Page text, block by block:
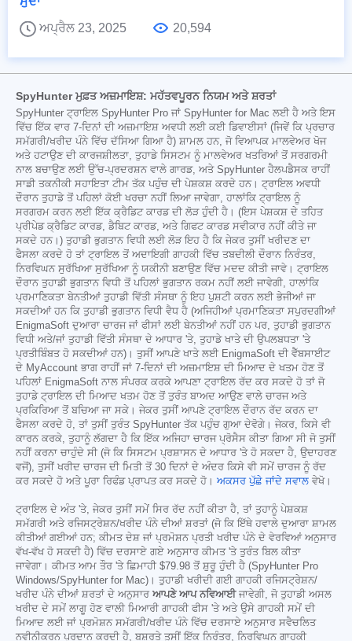
ਅਪ੍ਰੈਲ 23, 2025
20,594
SpyHunter ਮੁਫ਼ਤ ਅਜ਼ਮਾਇਸ਼: ਮਹੱਤਵਪੂਰਨ ਨਿਯਮ ਅਤੇ ਸ਼ਰਤਾਂ
SpyHunter ਟ੍ਰਾਇਲ SpyHunter Pro ਜਾਂ SpyHunter for Mac ਲਈ ਹੈ ਅਤੇ ਇਸ
ਵਿੱਚ ਇੱਕ ਵਾਰ 7-ਦਿਨਾਂ ਦੀ ਅਜ਼ਮਾਇਸ਼ ਅਵਧੀ ਲਈ ਕਈ ਡਿਵਾਈਸਾਂ (ਜਿਵੇਂ ਕਿ ਪ੍ਰਚਾਰ
ਸਮੱਗਰੀ/ਖਰੀਦ ਪੰਨੇ ਵਿੱਚ ਦੱਸਿਆ ਗਿਆ ਹੈ) ਸ਼ਾਮਲ ਹਨ, ਜੋ ਵਿਆਪਕ ਮਾਲਵੇਅਰ ਖੋਜ
ਅਤੇ ਹਟਾਉਣ ਦੀ ਕਾਰਜਸ਼ੀਲਤਾ, ਤੁਹਾਡੇ ਸਿਸਟਮ ਨੂੰ ਮਾਲਵੇਅਰ ਖਤਰਿਆਂ ਤੋਂ ਸਰਗਰਮੀ
ਨਾਲ ਬਚਾਉਣ ਲਈ ਉੱਚ-ਪ੍ਰਦਰਸ਼ਨ ਵਾਲੇ ਗਾਰਡ, ਅਤੇ SpyHunter ਹੈਲਪਡੈਸਕ ਰਾਹੀਂ
ਸਾਡੀ ਤਕਨੀਕੀ ਸਹਾਇਤਾ ਟੀਮ ਤੱਕ ਪਹੁੰਚ ਦੀ ਪੇਸ਼ਕਸ਼ ਕਰਦੇ ਹਨ। ਟ੍ਰਾਇਲ ਅਵਧੀ
ਦੌਰਾਨ ਤੁਹਾਡੇ ਤੋਂ ਪਹਿਲਾਂ ਕੋਈ ਖਰਚਾ ਨਹੀਂ ਲਿਆ ਜਾਵੇਗਾ, ਹਾਲਾਂਕਿ ਟ੍ਰਾਇਲ ਨੂੰ
ਸਰਗਰਮ ਕਰਨ ਲਈ ਇੱਕ ਕ੍ਰੈਡਿਟ ਕਾਰਡ ਦੀ ਲੋੜ ਹੁੰਦੀ ਹੈ। (ਇਸ ਪੇਸ਼ਕਸ਼ ਦੇ ਤਹਿਤ
ਪ੍ਰੀਪੇਡ ਕ੍ਰੈਡਿਟ ਕਾਰਡ, ਡੈਬਿਟ ਕਾਰਡ, ਅਤੇ ਗਿਫਟ ਕਾਰਡ ਸਵੀਕਾਰ ਨਹੀਂ ਕੀਤੇ ਜਾ
ਸਕਦੇ ਹਨ।) ਤੁਹਾਡੀ ਭੁਗਤਾਨ ਵਿਧੀ ਲਈ ਲੋੜ ਇਹ ਹੈ ਕਿ ਜੇਕਰ ਤੁਸੀਂ ਖਰੀਦਣ ਦਾ
ਫੈਸਲਾ ਕਰਦੇ ਹੋ ਤਾਂ ਟ੍ਰਾਇਲ ਤੋਂ ਅਦਾਇਗੀ ਗਾਹਕੀ ਵਿੱਚ ਤਬਦੀਲੀ ਦੌਰਾਨ ਨਿਰੰਤਰ,
ਨਿਰਵਿਘਨ ਸੁਰੱਖਿਆ ਸੁਰੱਖਿਆ ਨੂੰ ਯਕੀਨੀ ਬਣਾਉਣ ਵਿੱਚ ਮਦਦ ਕੀਤੀ ਜਾਵੇ। ਟ੍ਰਾਇਲ
ਦੌਰਾਨ ਤੁਹਾਡੀ ਭੁਗਤਾਨ ਵਿਧੀ ਤੋਂ ਪਹਿਲਾਂ ਭੁਗਤਾਨ ਰਕਮ ਨਹੀਂ ਲਈ ਜਾਵੇਗੀ, ਹਾਲਾਂਕਿ
ਪ੍ਰਮਾਣਿਕਤਾ ਬੇਨਤੀਆਂ ਤੁਹਾਡੀ ਵਿੱਤੀ ਸੰਸਥਾ ਨੂੰ ਇਹ ਪੁਸ਼ਟੀ ਕਰਨ ਲਈ ਭੇਜੀਆਂ ਜਾ
ਸਕਦੀਆਂ ਹਨ ਕਿ ਤੁਹਾਡੀ ਭੁਗਤਾਨ ਵਿਧੀ ਵੈਧ ਹੈ (ਅਜਿਹੀਆਂ ਪ੍ਰਮਾਣਿਕਤਾ ਸਪੁਰਦਗੀਆਂ
EnigmaSoft ਦੁਆਰਾ ਚਾਰਜ ਜਾਂ ਫੀਸਾਂ ਲਈ ਬੇਨਤੀਆਂ ਨਹੀਂ ਹਨ ਪਰ, ਤੁਹਾਡੀ ਭੁਗਤਾਨ
ਵਿਧੀ ਅਤੇ/ਜਾਂ ਤੁਹਾਡੀ ਵਿੱਤੀ ਸੰਸਥਾ ਦੇ ਆਧਾਰ 'ਤੇ, ਤੁਹਾਡੇ ਖਾਤੇ ਦੀ ਉਪਲਬਧਤਾ 'ਤੇ
ਪ੍ਰਤੀਬਿੰਬਤ ਹੋ ਸਕਦੀਆਂ ਹਨ)। ਤੁਸੀਂ ਆਪਣੇ ਖਾਤੇ ਲਈ EnigmaSoft ਦੀ ਵੈੱਬਸਾਈਟ
ਦੇ MyAccount ਭਾਗ ਰਾਹੀਂ ਜਾਂ 7-ਦਿਨਾਂ ਦੀ ਅਜ਼ਮਾਇਸ਼ ਦੀ ਮਿਆਦ ਦੇ ਖਤਮ ਹੋਣ ਤੋਂ
ਪਹਿਲਾਂ EnigmaSoft ਨਾਲ ਸੰਪਰਕ ਕਰਕੇ ਆਪਣਾ ਟ੍ਰਾਇਲ ਰੱਦ ਕਰ ਸਕਦੇ ਹੋ ਤਾਂ ਜੋ
ਤੁਹਾਡੇ ਟ੍ਰਾਇਲ ਦੀ ਮਿਆਦ ਖਤਮ ਹੋਣ ਤੋਂ ਤੁਰੰਤ ਬਾਅਦ ਆਉਣ ਵਾਲੇ ਚਾਰਜ ਅਤੇ
ਪ੍ਰਕਿਰਿਆ ਤੋਂ ਬਚਿਆ ਜਾ ਸਕੇ। ਜੇਕਰ ਤੁਸੀਂ ਆਪਣੇ ਟ੍ਰਾਇਲ ਦੌਰਾਨ ਰੱਦ ਕਰਨ ਦਾ
ਫੈਸਲਾ ਕਰਦੇ ਹੋ, ਤਾਂ ਤੁਸੀਂ ਤੁਰੰਤ SpyHunter ਤੱਕ ਪਹੁੰਚ ਗੁਆ ਦੇਵੋਗੇ। ਜੇਕਰ, ਕਿਸੇ ਵੀ
ਕਾਰਨ ਕਰਕੇ, ਤੁਹਾਨੂੰ ਲੱਗਦਾ ਹੈ ਕਿ ਇੱਕ ਅਜਿਹਾ ਚਾਰਜ ਪ੍ਰੋਸੈਸ ਕੀਤਾ ਗਿਆ ਸੀ ਜੋ ਤੁਸੀਂ
ਨਹੀਂ ਕਰਨਾ ਚਾਹੁੰਦੇ ਸੀ (ਜੋ ਕਿ ਸਿਸਟਮ ਪ੍ਰਸ਼ਾਸਨ ਦੇ ਆਧਾਰ 'ਤੇ ਹੋ ਸਕਦਾ ਹੈ, ਉਦਾਹਰਣ
ਵਜੋਂ), ਤੁਸੀਂ ਖਰੀਦ ਚਾਰਜ ਦੀ ਮਿਤੀ ਤੋਂ 30 ਦਿਨਾਂ ਦੇ ਅੰਦਰ ਕਿਸੇ ਵੀ ਸਮੇਂ ਚਾਰਜ ਨੂੰ ਰੱਦ
ਕਰ ਸਕਦੇ ਹੋ ਅਤੇ ਪੂਰਾ ਰਿਫੰਡ ਪ੍ਰਾਪਤ ਕਰ ਸਕਦੇ ਹੋ। ਅਕਸਰ ਪੁੱਛੇ ਜਾਂਦੇ ਸਵਾਲ ਵੇਖੋ।
ਟ੍ਰਾਇਲ ਦੇ ਅੰਤ 'ਤੇ, ਜੇਕਰ ਤੁਸੀਂ ਸਮੇਂ ਸਿਰ ਰੱਦ ਨਹੀਂ ਕੀਤਾ ਹੈ, ਤਾਂ ਤੁਹਾਨੂੰ ਪੇਸ਼ਕਸ਼
ਸਮੱਗਰੀ ਅਤੇ ਰਜਿਸਟ੍ਰੇਸ਼ਨ/ਖਰੀਦ ਪੰਨੇ ਦੀਆਂ ਸ਼ਰਤਾਂ (ਜੋ ਕਿ ਇੱਥੇ ਹਵਾਲੇ ਦੁਆਰਾ ਸ਼ਾਮਲ
ਕੀਤੀਆਂ ਗਈਆਂ ਹਨ; ਕੀਮਤ ਦੇਸ਼ ਜਾਂ ਪ੍ਰਮੋਸ਼ਨ ਪ੍ਰਤੀ ਖਰੀਦ ਪੰਨੇ ਦੇ ਵੇਰਵਿਆਂ ਅਨੁਸਾਰ
ਵੱਖ-ਵੱਖ ਹੋ ਸਕਦੀ ਹੈ) ਵਿੱਚ ਦਰਸਾਏ ਗਏ ਅਨੁਸਾਰ ਕੀਮਤ 'ਤੇ ਤੁਰੰਤ ਬਿਲ ਕੀਤਾ
ਜਾਵੇਗਾ। ਕੀਮਤ ਆਮ ਤੌਰ 'ਤੇ ਛਿਮਾਹੀ $79.98 ਤੋਂ ਸ਼ੁਰੂ ਹੁੰਦੀ ਹੈ (SpyHunter Pro
Windows/SpyHunter for Mac)। ਤੁਹਾਡੀ ਖਰੀਦੀ ਗਈ ਗਾਹਕੀ ਰਜਿਸਟ੍ਰੇਸ਼ਨ/
ਖਰੀਦ ਪੰਨੇ ਦੀਆਂ ਸ਼ਰਤਾਂ ਦੇ ਅਨੁਸਾਰ ਆਪਣੇ ਆਪ ਨਵਿਆਈਜਾਵੇਗੀ, ਜੋ ਤੁਹਾਡੀ ਅਸਲ
ਖਰੀਦ ਦੇ ਸਮੇਂ ਲਾਗੂ ਹੋਣ ਵਾਲੀ ਮਿਆਰੀ ਗਾਹਕੀ ਫੀਸ 'ਤੇ ਅਤੇ ਉਸੇ ਗਾਹਕੀ ਸਮੇਂ ਦੀ
ਮਿਆਦ ਲਈ ਜਾਂ ਪ੍ਰਮੋਸ਼ਨ ਸਮੱਗਰੀ/ਖਰੀਦ ਪੰਨੇ ਵਿੱਚ ਦਰਸਾਏ ਅਨੁਸਾਰ ਸਵੈਚਲਿਤ
ਨਵੀਨੀਕਰਨ ਪ੍ਰਦਾਨ ਕਰਦੀ ਹੈ, ਬਸ਼ਰਤੇ ਤੁਸੀਂ ਇੱਕ ਨਿਰੰਤਰ, ਨਿਰਵਿਘਨ ਗਾਹਕੀ